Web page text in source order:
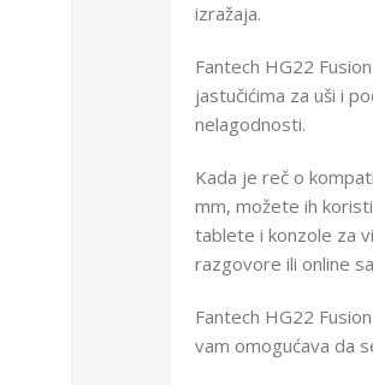
izražaja.
Fantech HG22
jastučićima za uši i
nelagodnosti.
Kada je reč o
mm, možete ih
tablete i konzole za
razgovore ili online
Fantech HG22
vam omogućava da